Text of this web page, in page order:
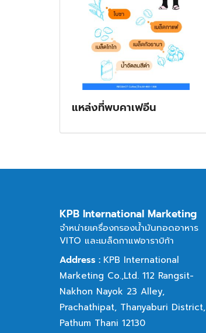
แหล่งที่พบคาเฟอีน
KPB International Marketing
จำหน่ายเครื่องกรองน้ำมันทอดอาหาร
VITO และเมล็ดกาแฟอาราบิก้า
Address : KPB International
Marketing Co.,Ltd. 112 Rangsit-
Nakhon Nayok 23 Alley,
Prachathipat, Thanyaburi District,
Pathum Thani 12130